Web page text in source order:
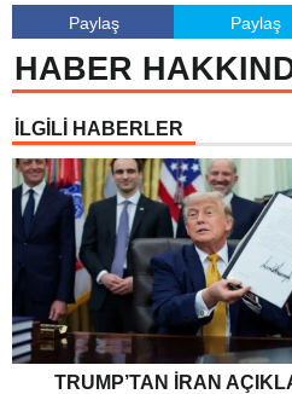
Paylaş Paylaş
HABER
İLGİLİ HABERLER
TRUMP’TAN İRAN